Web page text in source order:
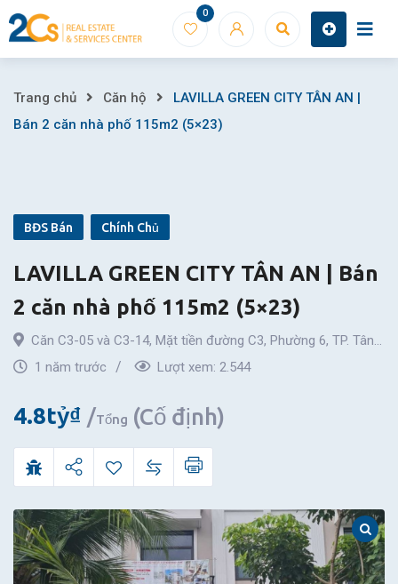
Skip
to
0
LAVILLA
GREEN
TÂN
|
Bán
2
căn
nhà
phố
115m2
(5×23)
Trang chủ Căn hộ
LAVILLA GREEN CITY TÂN AN |
Bán 2 căn nhà phố 115m2 (5×23)
BĐS Bán Chính Chủ
LAVILLA GREEN CITY TÂN AN | Bán
2 căn nhà phố 115m2 (5×23)
Căn C3-05 và C3-14, Mặt tiền đường C3, Phường 6, TP. Tân
An, Long An,Phường 6,Thành phố Tân An
1 năm trước Lượt xem: 2.544
4.8tỷ₫ Tổng (Cố định)